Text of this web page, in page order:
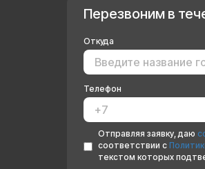
Перезвоним в
Откуда
Телефон
Отправляя заявку, даю
соответствии с
текстом которых